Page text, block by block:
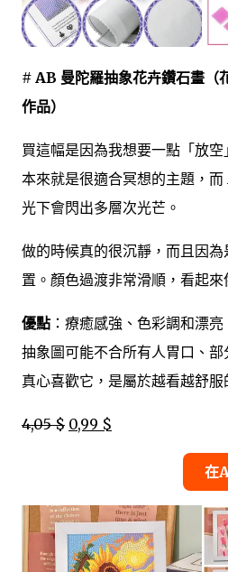
# AB 曼陀羅抽象花卉鑽石畫（
作品）
買這幅是因為我想要一點「放
本來就是很適合冥想的主題，
光下會閃出多層次光芒。
做的時候真的很沉靜，而且因
置。顏色過渡非常滑順，看起來
優點 ：療癒感強、色彩調和漂
抽象圖可能不合所有人胃口、
真心喜歡它，是屬於越看越舒服
4,05 $ 0,99 $
在